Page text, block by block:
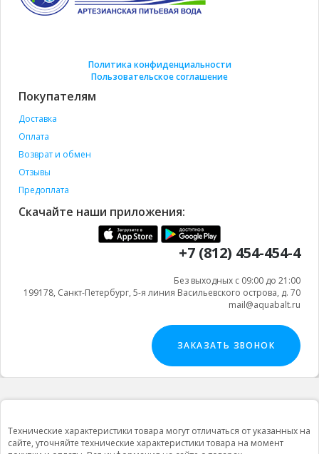
Политика конфиденциальности
Пользовательское соглашение
Покупателям
Доставка
Оплата
Возврат и обмен
Отзывы
Предоплата
Скачайте наши приложения:
+7 (812) 454-454-4
Без выходных с 09:00 до 21:00
199178, Санкт-Петербург, 5-я линия Васильевского острова, д. 70
mail@aquabalt.ru
ЗАКАЗАТЬ ЗВОНОК
Технические характеристики товара могут отличаться от указанных на
сайте, уточняйте технические характеристики товара на момент